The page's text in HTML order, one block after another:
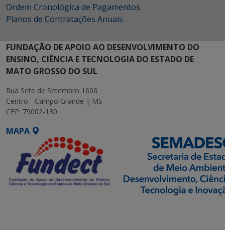
Ordem Cronológica de Pagamentos
Planos de Contratações Anuais
FUNDAÇÃO DE APOIO AO DESENVOLVIMENTO DO
ENSINO, CIÊNCIA E TECNOLOGIA DO ESTADO DE
MATO GROSSO DO SUL
Rua Sete de Setembro 1606
Centro - Campo Grande | MS
CEP: 79002-130
MAPA